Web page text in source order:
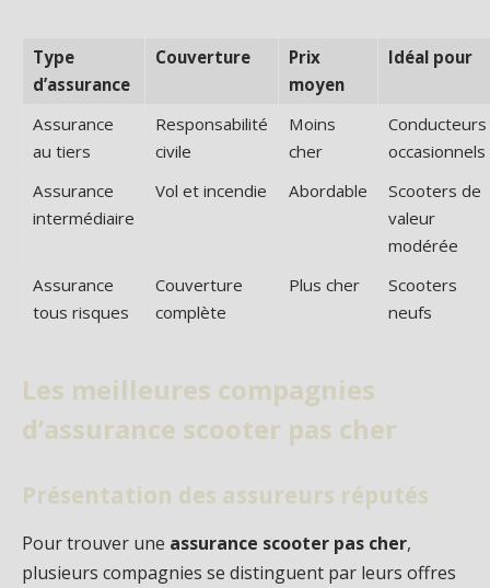
Type
d’assurance
Couverture
Prix
moyen
Idéal pour
Assurance
au tiers
Responsabilité
civile
Moins
cher
Conducteurs
occasionnels
Assurance
intermédiaire
Vol et incendie Abordable
Scooters de
valeur
modérée
Assurance
tous risques
Couverture
complète
Plus cher
Scooters
neufs
Les meilleures compagnies
d’assurance scooter pas cher
Présentation des assureurs réputés
Pour trouver une assurance scooter pas cher,
plusieurs compagnies se distinguent par leurs offres